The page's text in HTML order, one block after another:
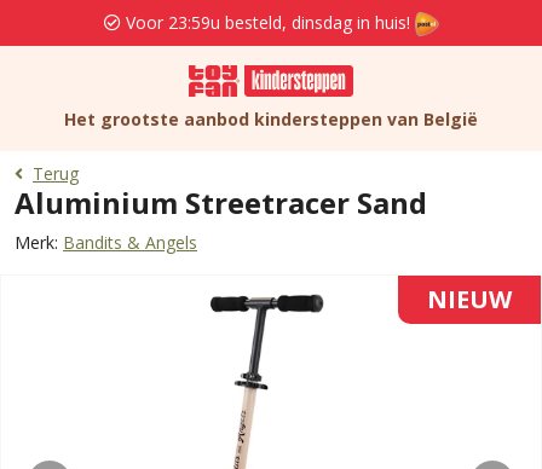
Voor 23:59u besteld, dinsdag in huis!
Het grootste aanbod kindersteppen van België
Terug
Aluminium Streetracer Sand
Merk: Bandits & Angels
NIEUW